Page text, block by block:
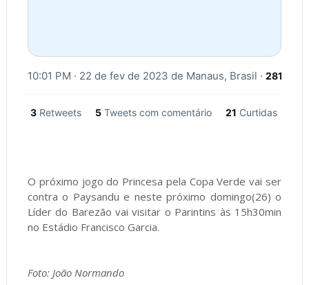
10:01 PM · 22 de fev de 2023 de Manaus, Brasil · 281
3 Retweets 5 Tweets com comentário 21 Curtidas
O próximo jogo do Princesa pela Copa Verde vai ser
contra o Paysandu e neste próximo domingo(26) o
Líder do Barezão vai visitar o Parintins às 15h30min
no Estádio Francisco Garcia.
Foto: João Normando